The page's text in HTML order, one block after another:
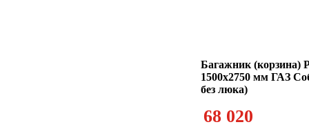
Багажник (корзина)
1500х2750 мм ГАЗ
без люка)
68 020